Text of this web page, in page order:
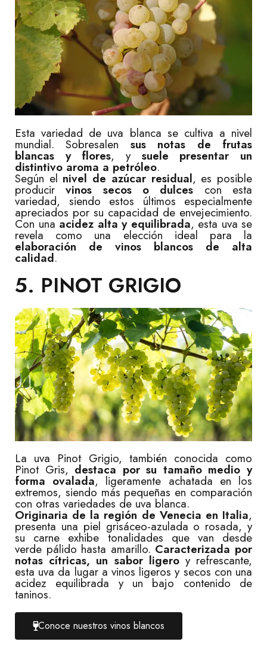
Esta variedad de uva blanca se cultiva a nivel
mundial. Sobresalen sus notas de frutas
blancas y flores, y suele presentar un
distintivo aroma a petróleo.
Según el nivel de azúcar residual, es posible
producirvinos secos o dulcescon esta
variedad, siendo estos últimos especialmente
apreciados por su capacidad de envejecimiento.
Con una acidez alta y equilibrada, esta uva se
revela como una elección ideal para la
elaboración de vinos blancos de alta
calidad.
5. PINOT GRIGIO
La uva Pinot Grigio, también conocida como
Pinot Gris, destaca por su tamaño medio y
forma ovalada, ligeramente achatada en los
extremos, siendo más pequeñas en comparación
con otras variedades de uva blanca.
Originaria de la región de Venecia en Italia,
presenta una piel grisáceo-azulada o rosada, y
su carne exhibe tonalidades que van desde
verde pálido hasta amarillo. Caracterizada por
notas cítricas, un sabor ligeroy refrescante,
esta uva da lugar a vinos ligeros y secos con una
acidez equilibrada y un bajo contenido de
taninos.
Conoce nuestros vinos blancos